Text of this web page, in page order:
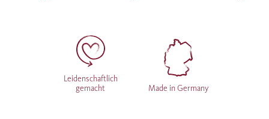
Leidenschaftlich
gemacht
Made in Germany